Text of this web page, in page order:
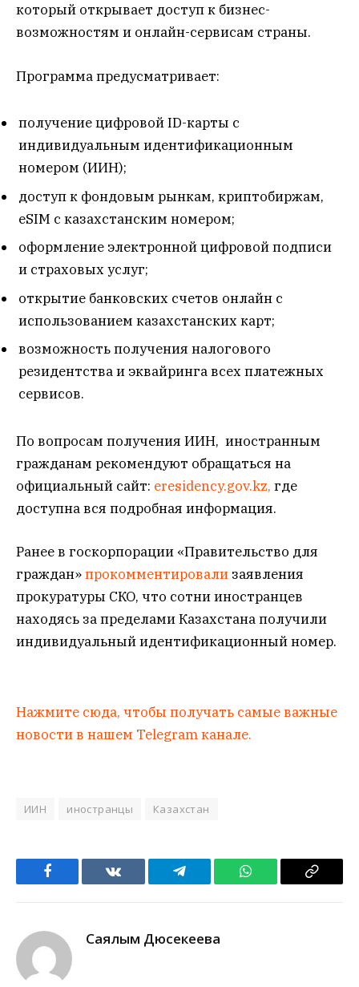
который открывает доступ к бизнес-
возможностям и онлайн-сервисам страны.
Программа предусматривает:
получение цифровой ID-карты с
индивидуальным идентификационным
номером (ИИН);
доступ к фондовым рынкам, криптобиржам,
eSIM с казахстанским номером;
оформление электронной цифровой подписи
и страховых услуг;
открытие банковских счетов онлайн с
использованием казахстанских карт;
возможность получения налогового
резидентства и эквайринга всех платежных
сервисов.
По вопросам получения ИИН, иностранным
гражданам рекомендуют обращаться на
официальный сайт: eresidency.gov.kz, где
доступна вся подробная информация.
Ранее в госкорпорации «Правительство для
граждан»прокомментировали заявления
прокуратуры СКО, что сотни иностранцев
находясь за пределами Казахстана получили
индивидуальный идентификационный номер.
Нажмите сюда, чтобы получать самые важные
новости в нашем Telegram канале.
ИИН иностранцы Казахстан
Facebook VKontakteTelegram WhatsApp Copy
Саялым Дюсекеева